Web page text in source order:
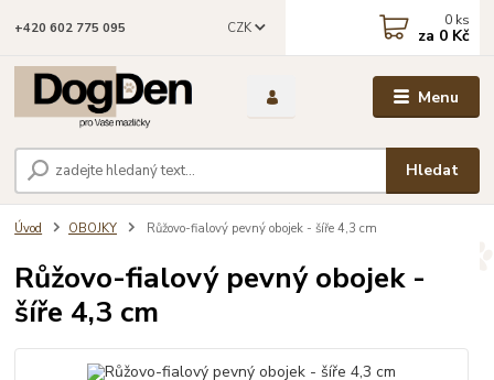
Menu
CZK
Hledat
+420 602 775 095 0 ks
za 0 Kč
Úvod OBOJKY Růžovo-fialový pevný obojek - šíře 4,3 cm
Růžovo-fialový pevný obojek -
šíře 4,3 cm